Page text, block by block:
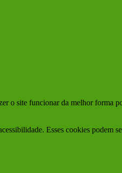
o site funcionar da melhor forma
Esses cookies podem